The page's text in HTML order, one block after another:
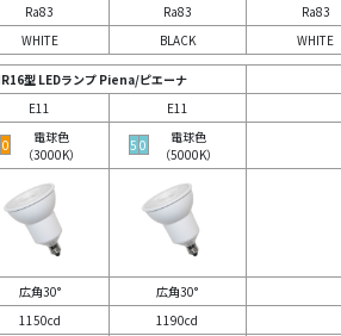
Ra83
WHITE
Ra83
BLACK
Ra83
WHITE
型 LEDランプ Piena/ピエーナ
E11
0
電球色
（3000K）
広角30°
1150cd
E11
5 0
電球色
（5000K）
広角30°
1190cd